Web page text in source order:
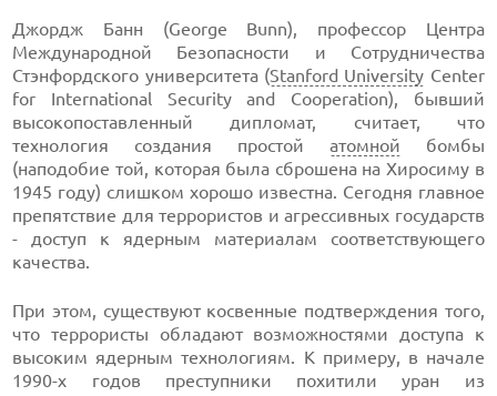
Джордж Банн (George Bunn), профессор Центра
Международной Безопасности и Сотрудничества
Стэнфордского университета (Stanford University Center
for International Security and Cooperation), бывший
высокопоставленный дипломат, считает, что
технология создания простой атомной бомбы
(наподобие той, которая была сброшена на Хиросиму в
1945 году) слишком хорошо известна. Сегодня главное
препятствие для террористов и агрессивных государств
- доступ к ядерным материалам соответствующего
качества.
При этом, существуют косвенные подтверждения того,
что террористы обладают возможностями доступа к
высоким ядерным технологиям. К примеру, в начале
1990-х годов преступники похитили уран из